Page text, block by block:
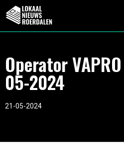
Operator
05-2024
21-05-2024